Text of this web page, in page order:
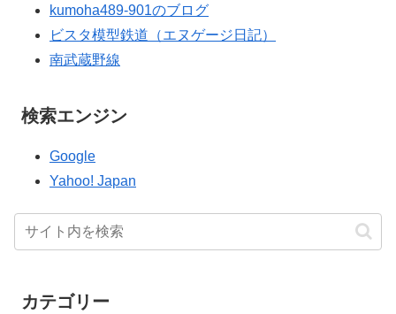
kumoha489-901のブログ
ビスタ模型鉄道（エヌゲージ日記）
南武蔵野線
検索エンジン
Google
Yahoo! Japan
カテゴリー